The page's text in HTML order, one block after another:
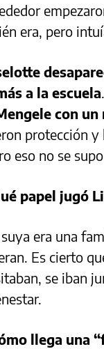
era, pero
a la escuela
con un
protección y
eso no se
papel jugó
era una
Es cierto
se iban
llega una